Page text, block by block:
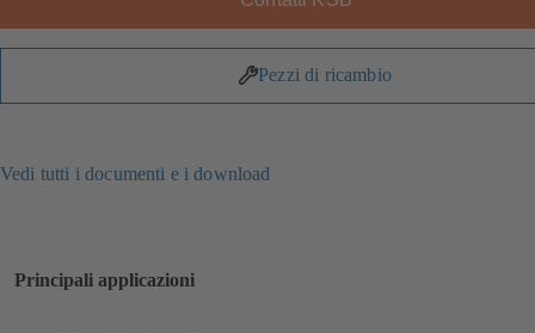
Pezzi di ricambio
Vedi tutti i documenti e i download
Principali applicazioni